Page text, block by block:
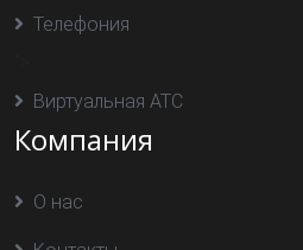
Телефония
Виртуальная АТС
Компания
О нас